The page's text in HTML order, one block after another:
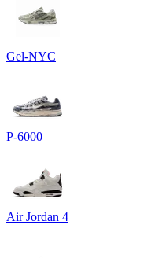
Gel-NYC
P-6000
Air Jordan 4